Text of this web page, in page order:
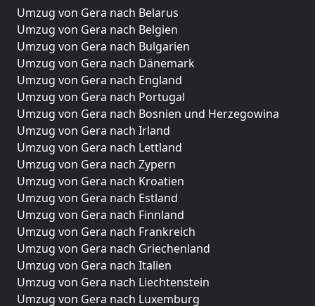
Umzug von Gera nach Belarus
Umzug von Gera nach Belgien
Umzug von Gera nach Bulgarien
Umzug von Gera nach Dänemark
Umzug von Gera nach England
Umzug von Gera nach Portugal
Umzug von Gera nach Bosnien und Herzegowina
Umzug von Gera nach Irland
Umzug von Gera nach Lettland
Umzug von Gera nach Zypern
Umzug von Gera nach Kroatien
Umzug von Gera nach Estland
Umzug von Gera nach Finnland
Umzug von Gera nach Frankreich
Umzug von Gera nach Griechenland
Umzug von Gera nach Italien
Umzug von Gera nach Liechtenstein
Umzug von Gera nach Luxemburg